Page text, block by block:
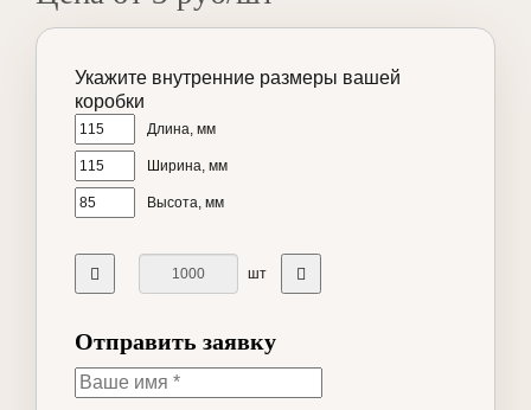
Укажите внутренние размеры вашей
коробки
Длина, мм
Ширина, мм
Высота, мм
шт
Отправить заявку